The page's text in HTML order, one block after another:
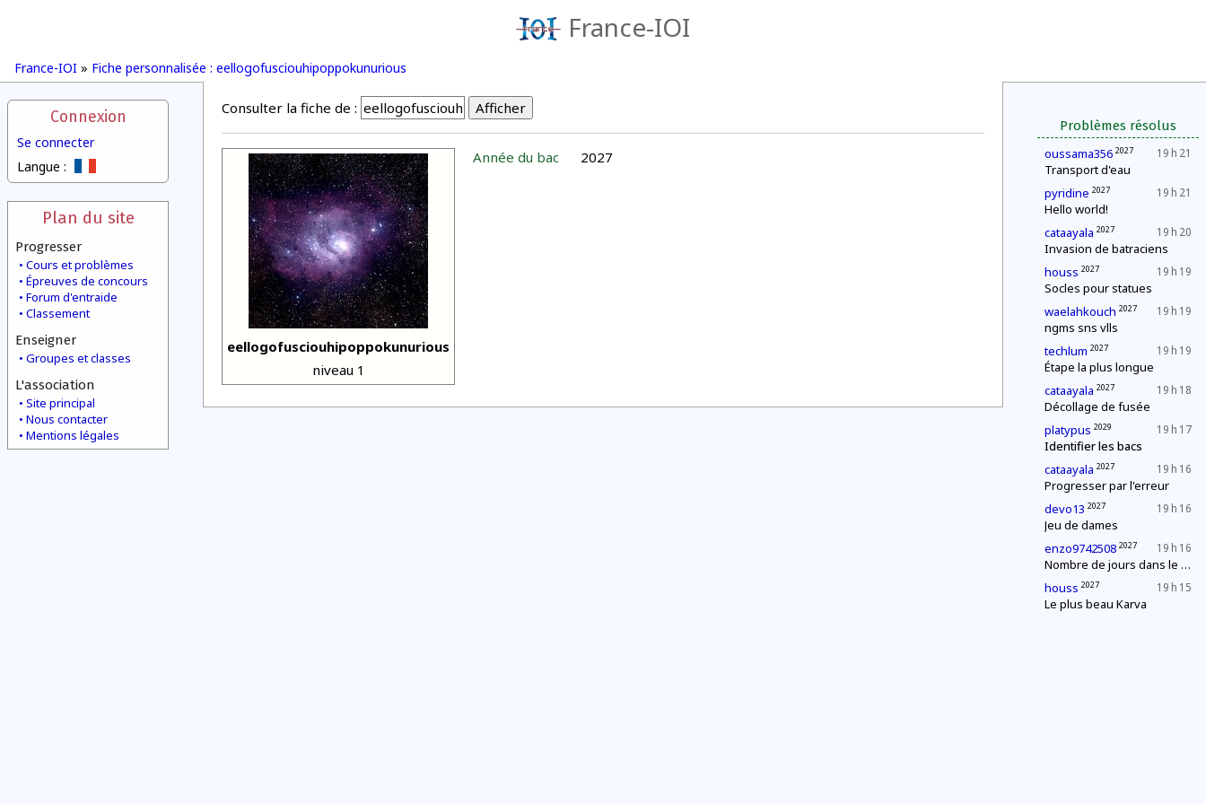
France-IOI
France-IOI » Fiche personnalisée : eellogofusciouhipoppokunurious
Connexion
Se connecter
Langue :
Plan du site
Progresser
Cours et problèmes
Épreuves de concours
Forum d'entraide
Classement
Enseigner
Groupes et classes
L'association
Site principal
Nous contacter
Mentions légales
Problèmes résolus
19 h 21
oussama356 2027
Transport d'eau
19 h 21
pyridine 2027
Hello world!
19 h 20
cataayala 2027
Invasion de batraciens
19 h 19
houss 2027
Socles pour statues
19 h 19
waelahkouch 2027
ngms sns vlls
19 h 19
techlum 2027
Étape la plus longue
19 h 18
cataayala 2027
Décollage de fusée
19 h 17
platypus 2029
Identifier les bacs
19 h 16
cataayala 2027
Progresser par l'erreur
19 h 16
devo13 2027
Jeu de dames
19 h 16
enzo9742508 2027
Nombre de jours dans le mois
19 h 15
houss 2027
Le plus beau Karva
Consulter la fiche de :
eellogofusciouhipoppokunurious
niveau 1
Année du bac 2027